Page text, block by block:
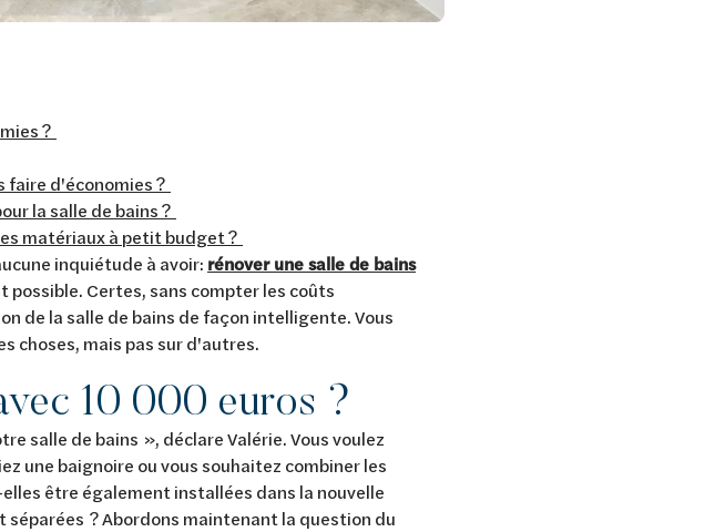
?
faire d'économies ?
la salle de bains ?
matériaux à petit budget ?
inquiétude à avoir: rénover une salle de bains
Certes, sans compter les coûts
de la salle de bains de façon intelligente. Vous
choses, mais pas sur d'autres.
10 000 euros ?
salle de bains », déclare Valérie. Vous voulez
une baignoire ou vous souhaitez combiner les
être également installées dans la nouvelle
? Abordons maintenant la question du